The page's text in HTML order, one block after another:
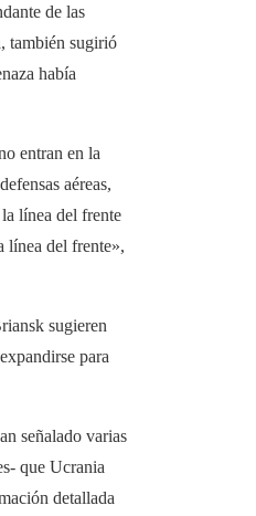
de las
también sugirió
había
entran en la
aéreas,
línea del frente
línea del frente»,
sugieren
para
señalado varias
que Ucrania
detallada